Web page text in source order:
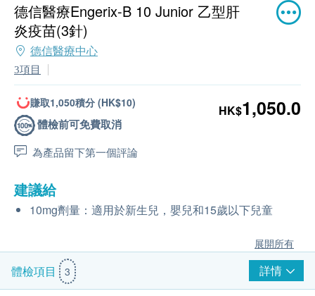
德信醫療Engerix-B 10 Junior 乙型肝
炎疫苗(3針)
德信醫療中心
3項目
賺取1,050積分 (HK$10)
體檢前可免費取消
為產品留下第一個評論
HK$1,050.0
建議給
10mg劑量：適用於新生兒，嬰兒和15歲以下兒童
展開所有
體檢項目 3 詳情